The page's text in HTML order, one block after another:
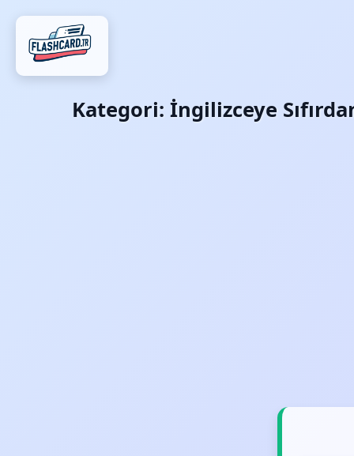
Kategori: İngilizceye